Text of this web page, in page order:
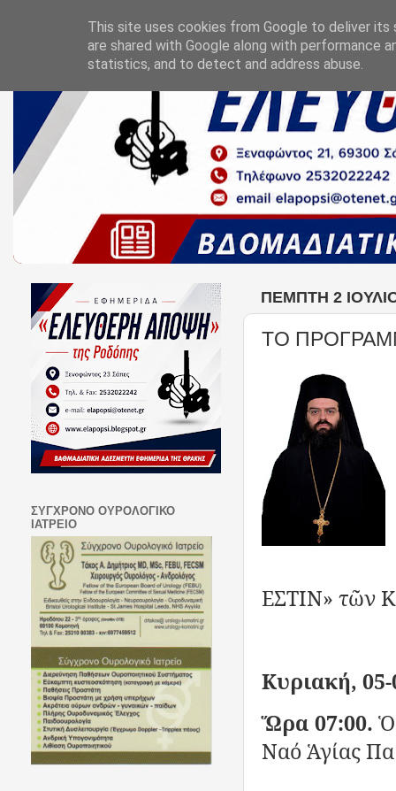
ΠΈΜΠΤΗ 2
ΤΟ
ΕΣΤΙΝ» τῶν
Κυριακή, 05-
Ὥρα 07:00.
Ναό Ἁγίας
ΣΥΓΧΡΟΝΟ ΟΥΡΟΛΟΓΙΚΟ
ΙΑΤΡΕΙΟ
This site uses cookies from Google to deliver its
are shared with Google along with performance
statistics, and to detect and address abuse.